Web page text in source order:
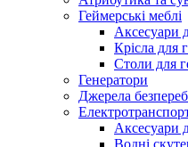
Геймерські меблі
Аксесуари
Крісла для
Столи для
Генератори
Джерела
Аксесуари
Водні